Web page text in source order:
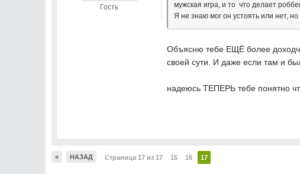
Гость
мужская игра, и то что делает
Я не знаю мог он устоять или нет,
Объясню тебе ЕЩЁ более
своей сути. И даже если там и
надеюсь ТЕПЕРЬ тебе понятно
« НАЗАД Страница 17 из 17 15 16 17